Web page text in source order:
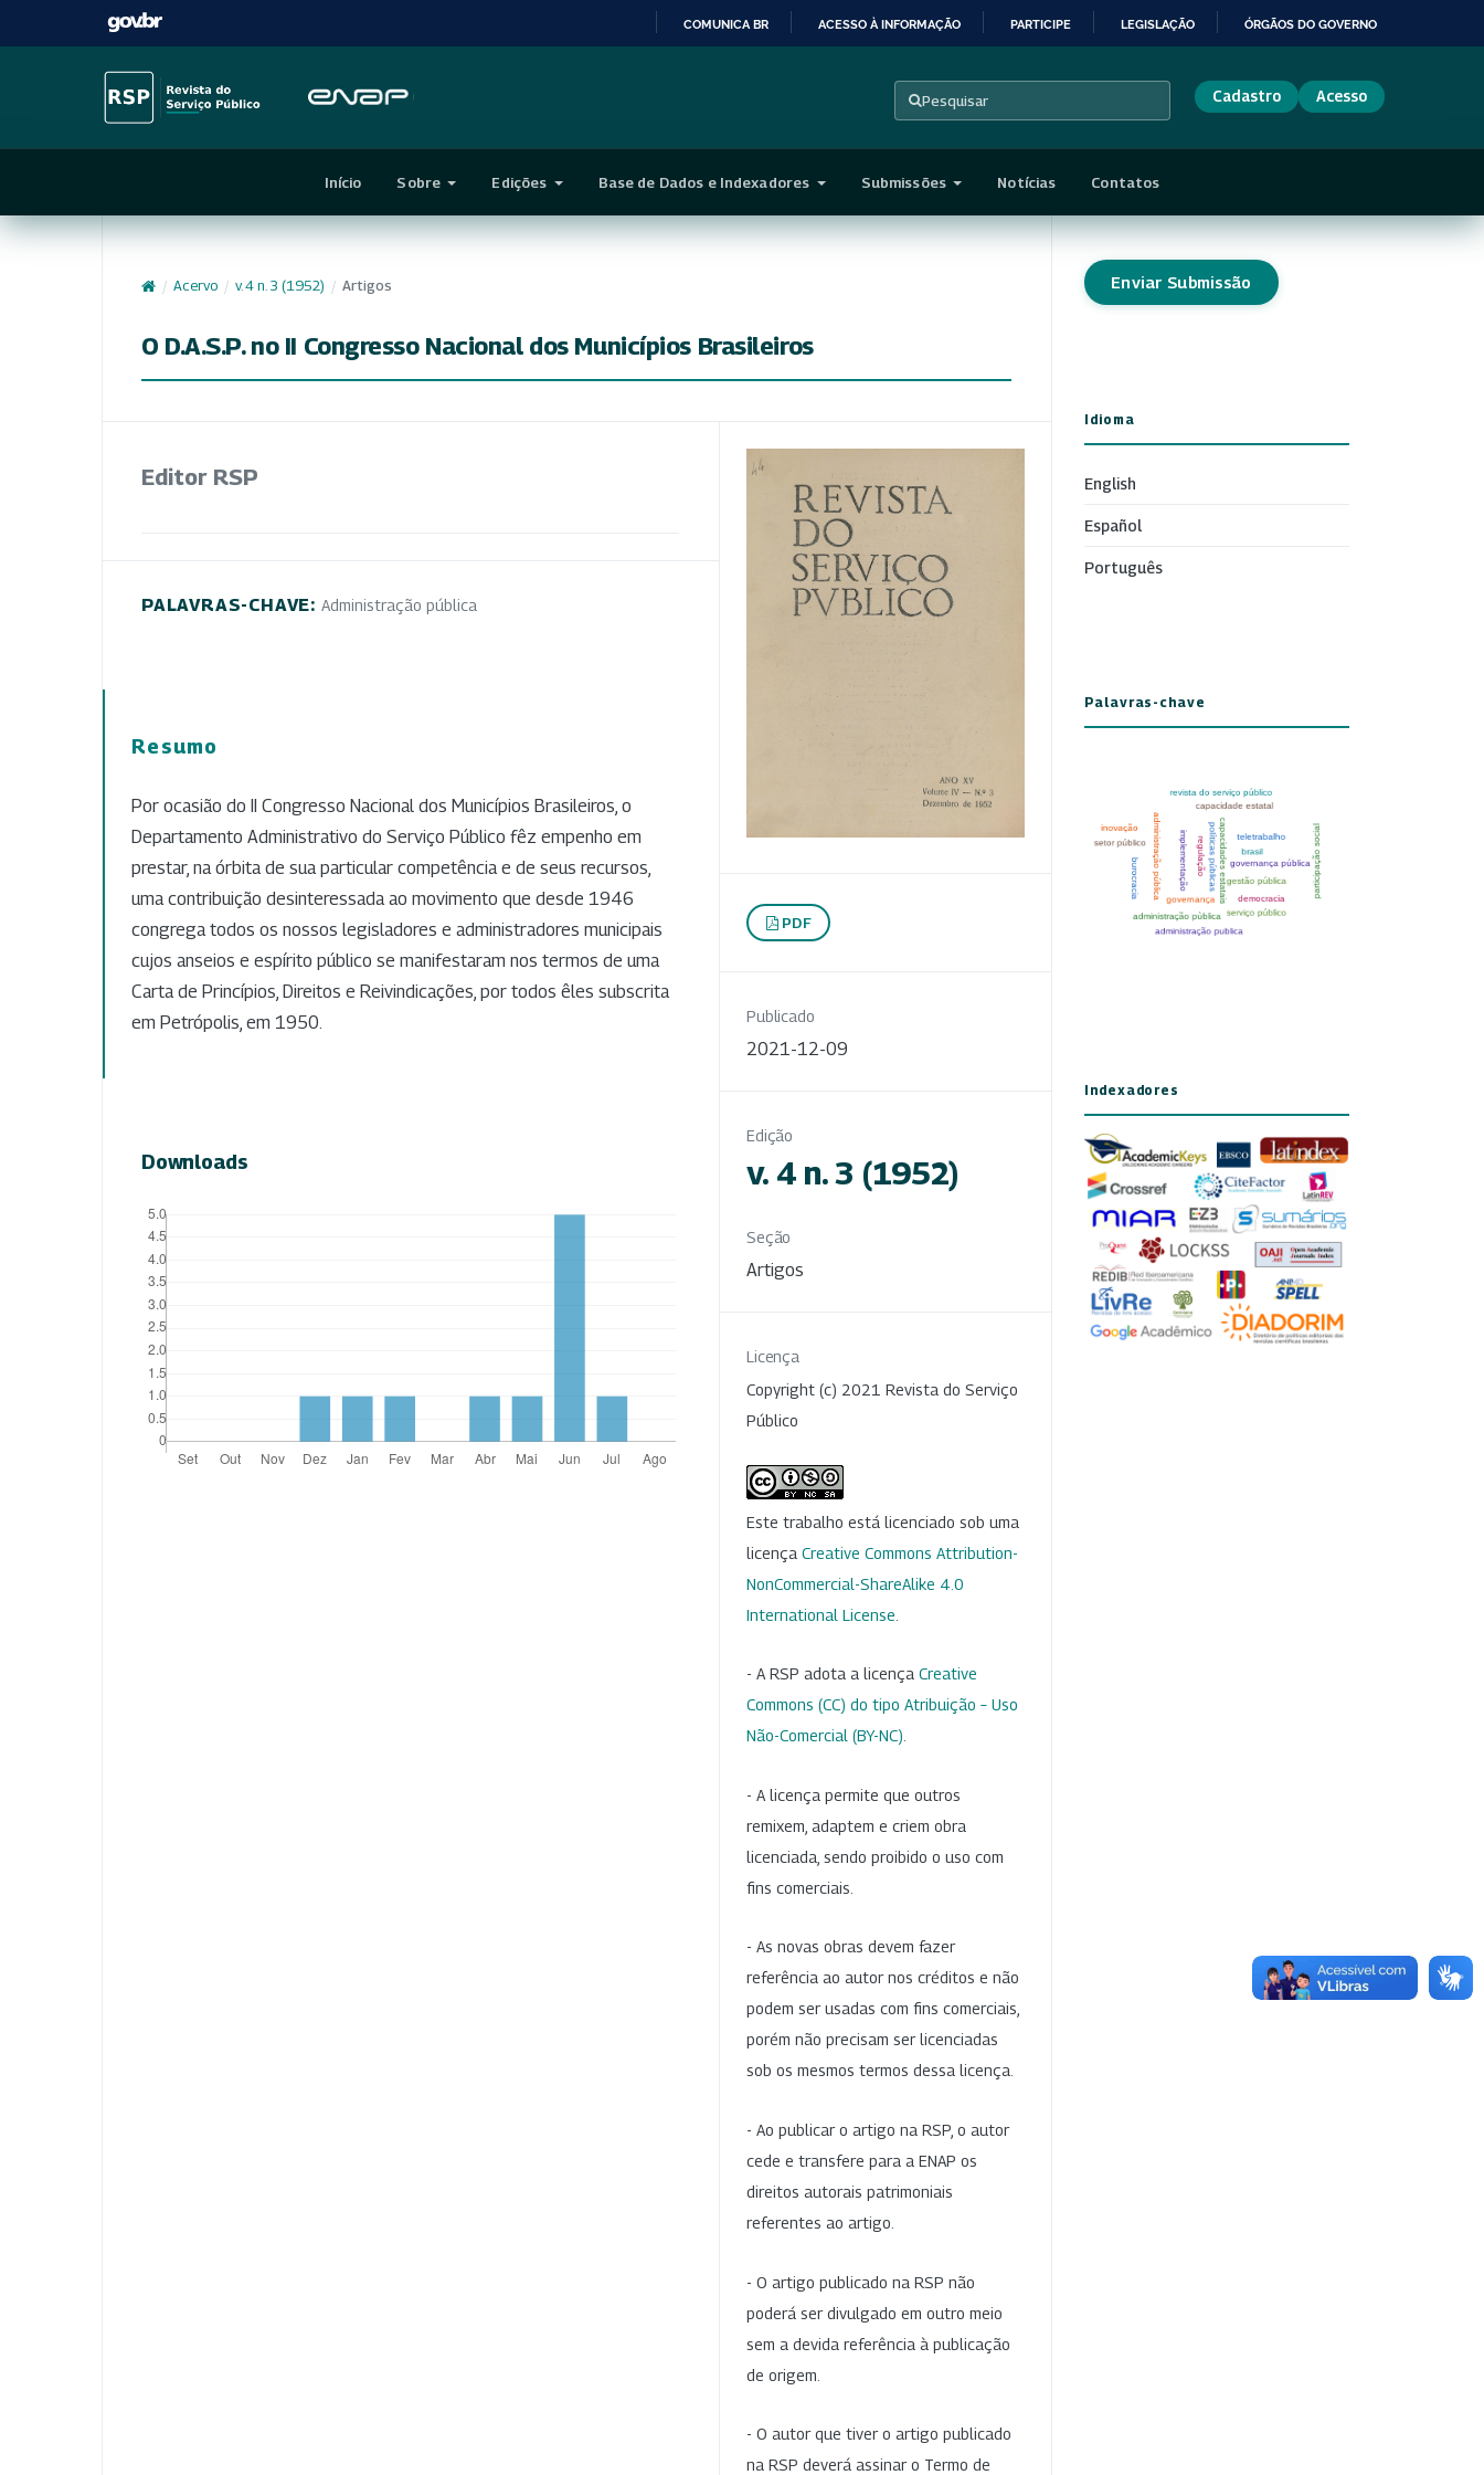
CONTEÚDO
COMUNICA BR ACESSO À INFORMAÇÃO PARTICIPE LEGISLAÇÃO ÓRGÃOS DO GOVERNO
Pesquisar Cadastro Acesso
Início Sobre Edições Base de Dados e Indexadores Submissões Notícias Contatos
/ Acervo / v. 4 n. 3 (1952) / Artigos
O D.A.S.P. no II Congresso Nacional dos Municípios Brasileiros
Editor RSP
PALAVRAS-CHAVE: Administração pública
Resumo
Por ocasião do II Congresso Nacional dos Municípios Brasileiros, o
Departamento Administrativo do Serviço Público fêz empenho em
prestar, na órbita de sua particular competência e de seus recursos,
uma contribuição desinteressada ao movimento que desde 1946
congrega todos os nossos legisladores e administradores municipais
cujos anseios e espírito público se manifestaram nos termos de uma
Carta de Princípios, Direitos e Reivindicações, por todos êles subscrita
em Petrópolis, em 1950.
Downloads
PDF
Publicado
2021-12-09
Edição
v. 4 n. 3 (1952)
Seção
Artigos
Licença
Copyright (c) 2021 Revista do Serviço
Público
Este trabalho está licenciado sob uma
licença Creative Commons Attribution-
NonCommercial-ShareAlike 4.0
International License
- A RSP adota a licença Creative
Commons (CC) do tipo Atribuição – Uso
Não-Comercial (BY-NC)
- A licença permite que outros
remixem, adaptem e criem obra
licenciada, sendo proibido o uso com
fins comerciais.
- As novas obras devem fazer
referência ao autor nos créditos e não
podem ser usadas com fins comerciais,
porém não precisam ser licenciadas
sob os mesmos termos dessa licença.
- Ao publicar o artigo na RSP, o autor
cede e transfere para a ENAP os
direitos autorais patrimoniais
referentes ao artigo.
- O artigo publicado na RSP não
poderá ser divulgado em outro meio
sem a devida referência à publicação
de origem.
- O autor que tiver o artigo publicado
na RSP deverá assinar o Termo de
Enviar Submissão
Idioma
English
Español
Português
Palavras-chave
Indexadores